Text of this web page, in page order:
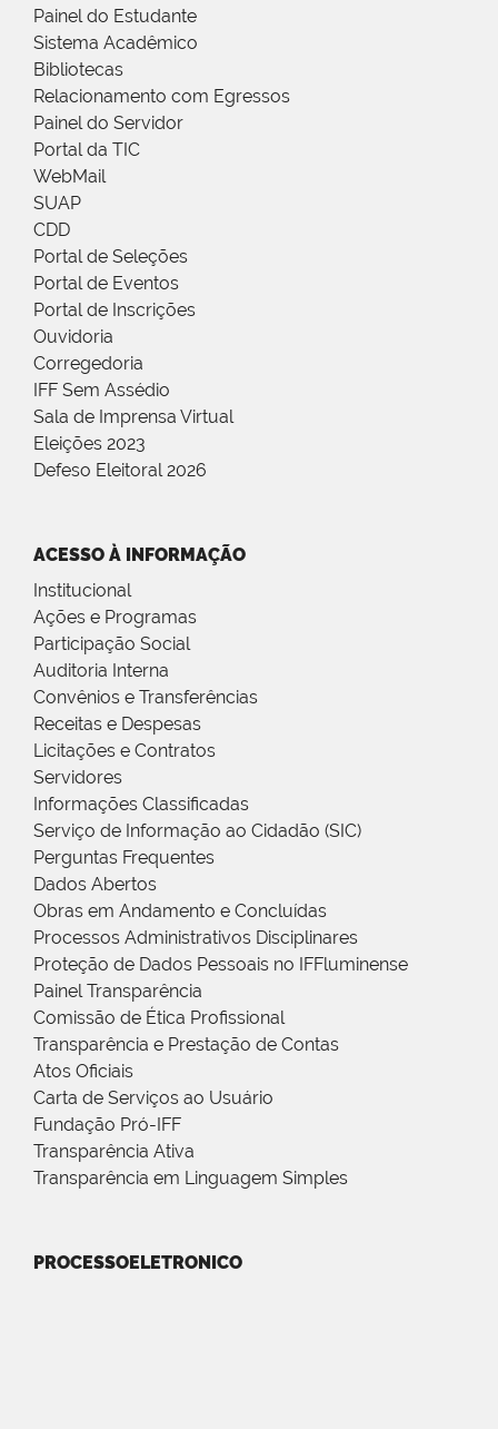
Painel do Estudante
Sistema Acadêmico
Bibliotecas
Relacionamento com Egressos
Painel do Servidor
Portal da TIC
WebMail
SUAP
CDD
Portal de Seleções
Portal de Eventos
Portal de Inscrições
Ouvidoria
Corregedoria
IFF Sem Assédio
Sala de Imprensa Virtual
Eleições 2023
Defeso Eleitoral 2026
ACESSO À INFORMAÇÃO
Institucional
Ações e Programas
Participação Social
Auditoria Interna
Convênios e Transferências
Receitas e Despesas
Licitações e Contratos
Servidores
Informações Classificadas
Serviço de Informação ao Cidadão (SIC)
Perguntas Frequentes
Dados Abertos
Obras em Andamento e Concluídas
Processos Administrativos Disciplinares
Proteção de Dados Pessoais no IFFluminense
Painel Transparência
Comissão de Ética Profissional
Transparência e Prestação de Contas
Atos Oficiais
Carta de Serviços ao Usuário
Fundação Pró-IFF
Transparência Ativa
Transparência em Linguagem Simples
PROCESSOELETRONICO